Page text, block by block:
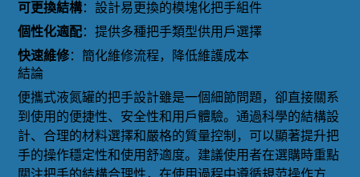
可更換結構：設計易更換的模塊化把手組件
個性化適配：提供多種把手類型供用戶選擇
快速維修：簡化維修流程，降低維護成本
結論
便攜式液氮罐的把手設計雖是一個細節問題，卻直接關系
到使用的便捷性、安全性和用戶體驗。通過科學的結構設
計、合理的材料選擇和嚴格的質量控制，可以顯著提升把
手的操作穩定性和使用舒適度。建議使用者在選購時重點
關注把手的結構合理性，在使用過程中遵循規范操作方